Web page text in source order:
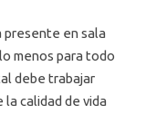
presente en sala
menos para todo
debe trabajar
calidad de vida